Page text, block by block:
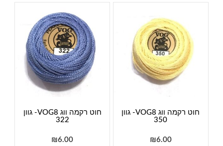
חוט רקמה ווג VOG8- גוון
350
₪6.00
חוט רקמה ווג VOG8- גוון
322
₪6.00